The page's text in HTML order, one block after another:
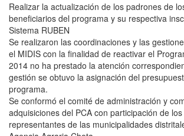
Realizar la actualización de los padrones de
beneficiarios del programa y su respectiva
Sistema RUBEN
Se realizaron las coordinaciones y las
el MIDIS con la finalidad de reactivar el
2014 no ha prestado la atención
gestión se obtuvo la asignación del
programa.
Se conformó el comité de administración y
adquisiciones del PCA con participación de
representantes de las municipalidades